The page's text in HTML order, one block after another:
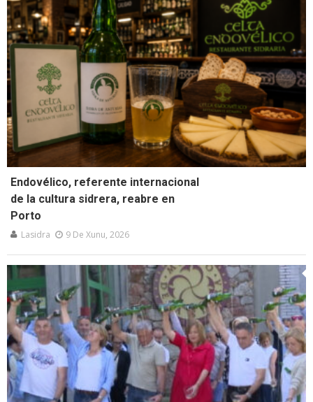
Endovélico, referente internacional
de la cultura sidrera, reabre en
Porto
Lasidra 9 De Xunu, 2026